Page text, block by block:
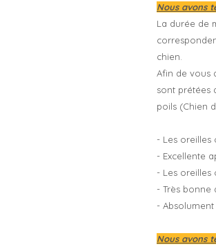
Nous avons
La durée de
chien.
Afin de vous
sont prétées
poils (Chien
- Les oreilles
- Excellente
- Les oreilles
- Très bonne
-
Nous avons